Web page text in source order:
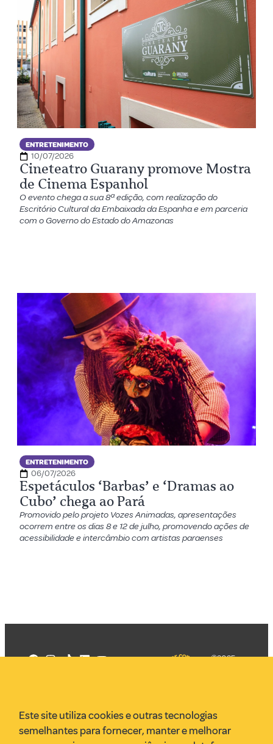
ENTRETENIMENTO
10/07/2026
Cineteatro Guarany promove Mostra
de Cinema Espanhol
O evento chega a sua 8ª edição, com realização do
Escritório Cultural da Embaixada da Espanha e em parceria
com o Governo do Estado do Amazonas
ENTRETENIMENTO
06/07/2026
Espetáculos ‘Barbas’ e ‘Dramas ao
Cubo’ chega ao Pará
Promovido pelo projeto Vozes Animadas, apresentações
ocorrem entre os dias 8 e 12 de julho, promovendo ações de
acessibilidade e intercâmbio com artistas paraenses
VR Assessoria
Parcerias
©2025
Este site utiliza cookies e outras tecnologias
semelhantes para fornecer, manter e melhorar